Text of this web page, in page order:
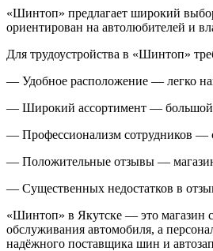
«Шинтоп» предлагает широкий
ориентирован на автолюбителей и
Для трудоустройства в «Шинтоп»
— Удобное расположение — легко
— Широкий ассортимент — большой
— Профессионализм сотрудников —
— Положительные отзывы —
— Существенных недостатков в
«Шинтоп» в Якутске — это магазин
обслуживания автомобиля, а
надёжного поставщика шин и